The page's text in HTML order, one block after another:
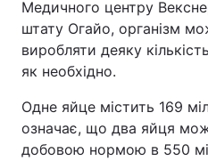
Медичного центру
штату Огайо, організм
виробляти деяку
як необхідно.
Одне яйце містить 169
означає, що два яйця
добовою нормою в 550